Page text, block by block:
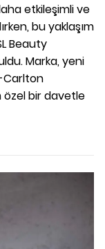
etkileşimli ve
bu yaklaşım
Beauty
Marka, yeni
Carlton
bir davetle